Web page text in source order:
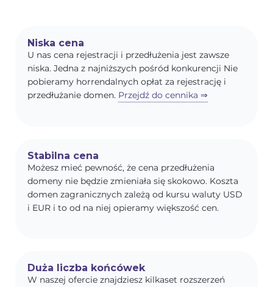
Niska cena
U nas cena rejestracji i przedłużenia jest zawsze
niska. Jedna z najniższych pośród konkurencji Nie
pobieramy horrendalnych opłat za rejestrację i
przedłużanie domen. Przejdź do cennika ⇒
Stabilna cena
Możesz mieć pewność, że cena przedłużenia
domeny nie będzie zmieniała się skokowo. Koszta
domen zagranicznych zależą od kursu waluty USD
i EUR i to od na niej opieramy większość cen.
Duża liczba końcówek
W naszej ofercie znajdziesz kilkaset rozszerzeń